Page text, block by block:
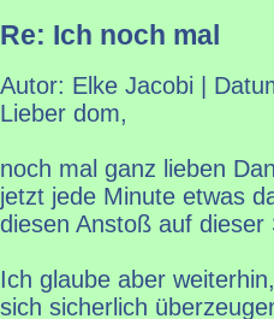
Re: Ich noch mal
Autor: Elke Jacobi |
Lieber dom,
noch mal ganz lieben
jetzt jede Minute etwas
diesen Anstoß auf
Ich glaube aber
sich sicherlich